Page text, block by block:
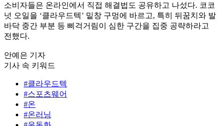
소비자들은 온라인에서 직접 해결법도 공유하고 나섰다. 코코
넛 오일을 ‘클라우드텍’ 밑창 구멍에 바르고, 특히 뒤꿈치와 발
바닥 중간 부분 등 삐걱거림이 심한 구간을 집중 공략하라고
전했다.
안예은 기자
기사 속 키워드
#클라우드텍
#스포츠웨어
#온
#온러닝